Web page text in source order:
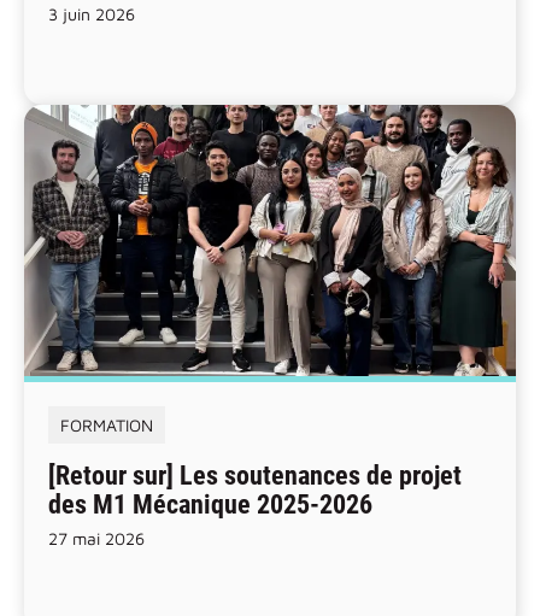
3 juin 2026
FORMATION
[Retour sur] Les soutenances de projet
des M1 Mécanique 2025-2026
27 mai 2026